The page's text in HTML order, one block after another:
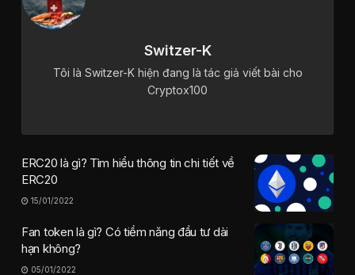
Switzer-K
Tôi là Switzer-K hiện đang là tác giả viết bài cho
Cryptox100
ERC20 là gì? Tìm hiểu thông tin chi tiết về
ERC20
15/01/2022
Fan token là gì? Có tiềm năng đầu tư dài
hạn không?
05/01/2022